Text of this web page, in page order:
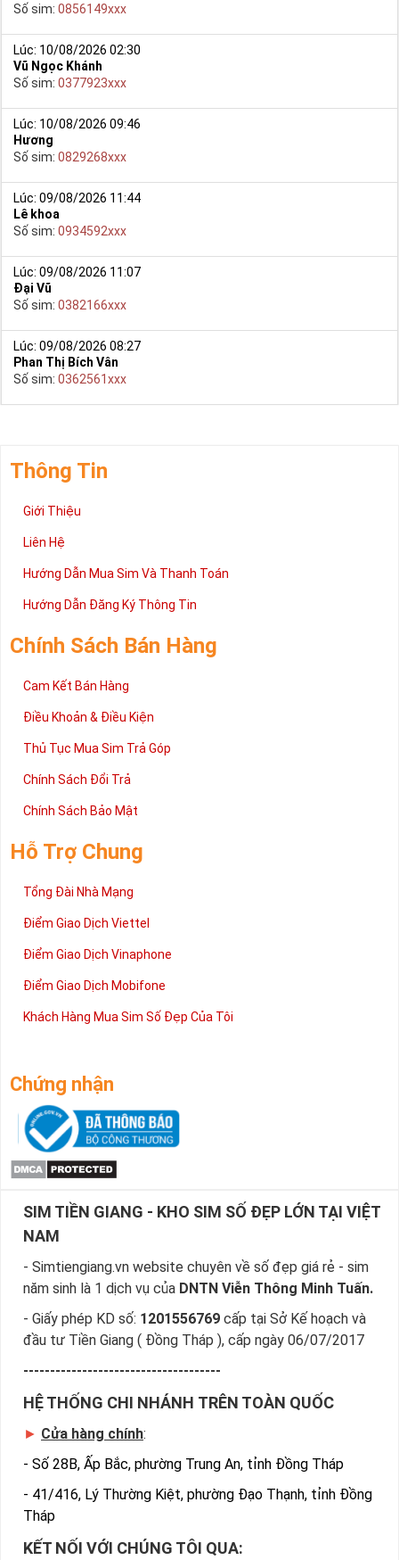
Số sim: 0856149xxx
Lúc: 10/08/2026 02:30
Vũ Ngọc Khánh
Số sim: 0377923xxx
Lúc: 10/08/2026 09:46
Hương
Số sim: 0829268xxx
Lúc: 09/08/2026 11:44
Lê khoa
Số sim: 0934592xxx
Lúc: 09/08/2026 11:07
Đại Vũ
Số sim: 0382166xxx
Lúc: 09/08/2026 08:27
Phan Thị Bích Vân
Số sim: 0362561xxx
Thông Tin
Giới Thiệu
Liên Hệ
Hướng Dẫn Mua Sim Và Thanh Toán
Hướng Dẫn Đăng Ký Thông Tin
Chính Sách Bán Hàng
Cam Kết Bán Hàng
Điều Khoản & Điều Kiện
Thủ Tục Mua Sim Trả Góp
Chính Sách Đổi Trả
Chính Sách Bảo Mật
Hỗ Trợ Chung
Tổng Đài Nhà Mạng
Điểm Giao Dịch Viettel
Điểm Giao Dịch Vinaphone
Điểm Giao Dịch Mobifone
Khách Hàng Mua Sim Số Đẹp Của Tôi
Chứng nhận
SIM TIỀN GIANG - KHO SIM SỐ ĐẸP LỚN TẠI VIỆT
NAM
- Simtiengiang.vn website chuyên về số đẹp giá rẻ - sim
năm sinh là 1 dịch vụ của DNTN Viễn Thông Minh Tuấn.
- Giấy phép KD số: 1201556769 cấp tại Sở Kế hoạch và
đầu tư Tiền Giang ( Đồng Tháp ), cấp ngày 06/07/2017
-------------------------------------
HỆ THỐNG CHI NHÁNH TRÊN TOÀN QUỐC
► Cửa hàng chính:
- Số 28B, Ấp Bắc, phường Trung An, tỉnh Đồng Tháp
- 41/416, Lý Thường Kiệt, phường Đạo Thạnh, tỉnh Đồng
Tháp
KẾT NỐI VỚI CHÚNG TÔI QUA: